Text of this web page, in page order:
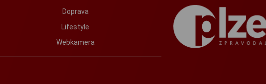
Doprava
Lifestyle
Webkamera